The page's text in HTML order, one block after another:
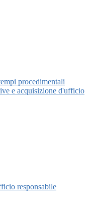
procedimentali
e acquisizione d'ufficio
responsabile